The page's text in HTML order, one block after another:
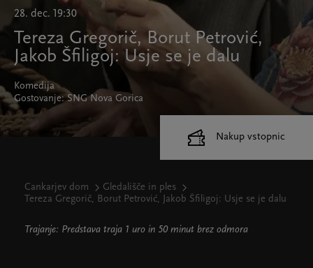
28. dec. 19:30
Tereza Gregorič, Borut Petrović,
Jakob Šfiligoj: Usje se je dalu
Komedija
Gostovanje: SNG Nova Gorica
Cankarjev dom
Gledališče in ples
Tereza Gregorič, Borut Petrović, Jakob Šfiligoj: Usje se je dalu
Trajanje: Predstava traja 1 uro in 50 minut brez odmora
Nakup vstopnic